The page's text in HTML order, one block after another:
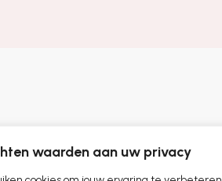
waarden aan uw privacy